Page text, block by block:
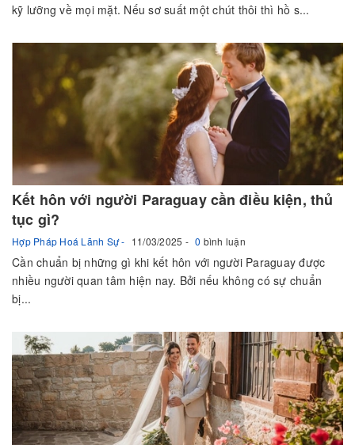
kỹ lưỡng về mọi mặt. Nếu sơ suất một chút thôi thì hồ s...
Kết hôn với người Paraguay cần điều kiện, thủ
tục gì?
Hợp Pháp Hoá Lãnh Sự 11/03/2025 0 bình luận
Cần chuẩn bị những gì khi kết hôn với người Paraguay được
nhiều người quan tâm hiện nay. Bởi nếu không có sự chuẩn
bị...